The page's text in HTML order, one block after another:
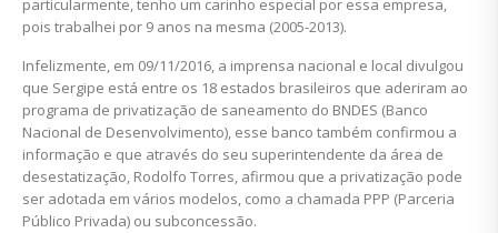
particularmente, tenho um carinho especial por essa empresa,
pois trabalhei por 9 anos na mesma (2005-2013).
Infelizmente, em 09/11/2016, a imprensa nacional e local divulgou
que Sergipe está entre os 18 estados brasileiros que aderiram ao
programa de privatização de saneamento do BNDES (Banco
Nacional de Desenvolvimento), esse banco também confirmou a
informação e que através do seu superintendente da área de
desestatização, Rodolfo Torres, afirmou que a privatização pode
ser adotada em vários modelos, como a chamada PPP (Parceria
Público Privada) ou subconcessão.